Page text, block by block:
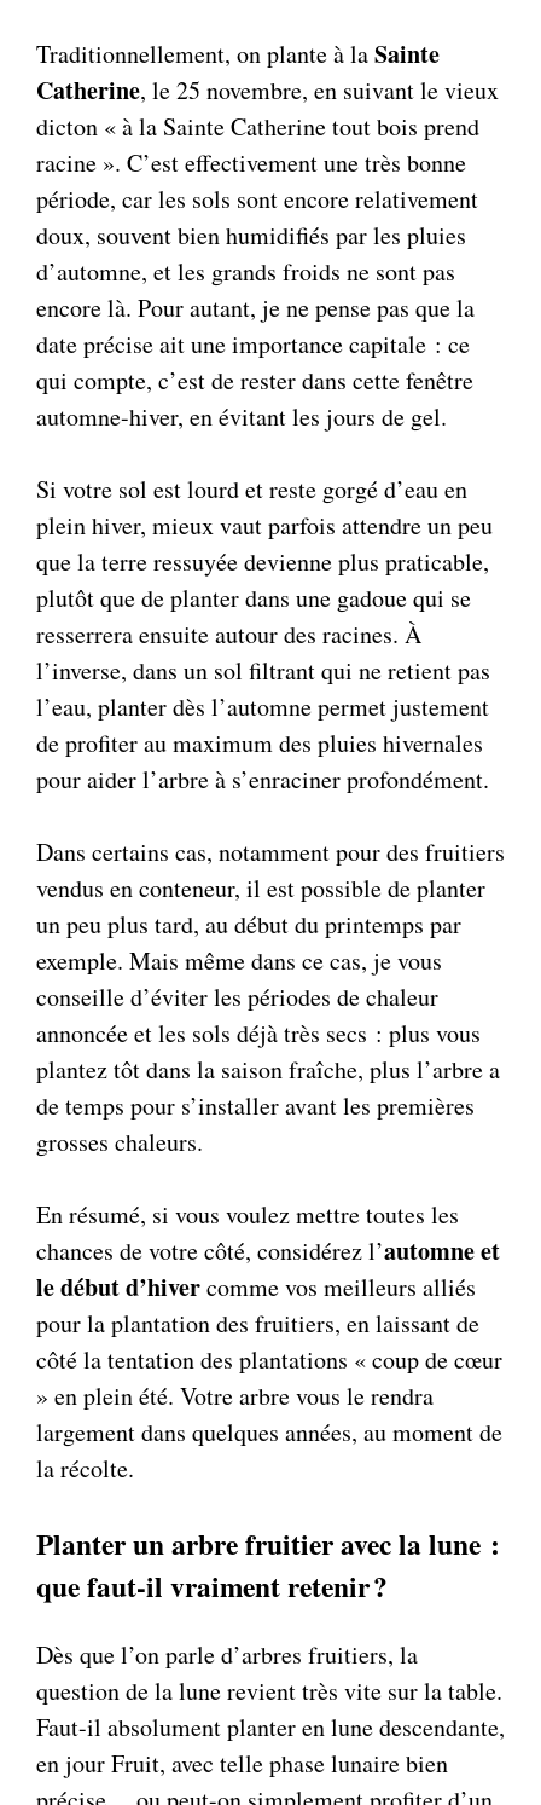
Traditionnellement, on plante à laSainte
Catherine, le 25 novembre, en suivant le vieux
dicton « à la Sainte Catherine tout bois prend
racine ». C’est effectivement une très bonne
période, car les sols sont encore relativement
doux, souvent bien humidifiés par les pluies
d’automne, et les grands froids ne sont pas
encore là. Pour autant, je ne pense pas que la
date précise ait une importance capitale : ce
qui compte, c’est de rester dans cette fenêtre
automne-hiver, en évitant les jours de gel.
Si votre sol est lourd et reste gorgé d’eau en
plein hiver, mieux vaut parfois attendre un peu
que la terre ressuyée devienne plus praticable,
plutôt que de planter dans une gadoue qui se
resserrera ensuite autour des racines. À
l’inverse, dans un sol filtrant qui ne retient pas
l’eau, planter dès l’automne permet justement
de profiter au maximum des pluies hivernales
pour aider l’arbre à s’enraciner profondément.
Dans certains cas, notamment pour des fruitiers
vendus en conteneur, il est possible de planter
un peu plus tard, au début du printemps par
exemple. Mais même dans ce cas, je vous
conseille d’éviter les périodes de chaleur
annoncée et les sols déjà très secs : plus vous
plantez tôt dans la saison fraîche, plus l’arbre a
de temps pour s’installer avant les premières
grosses chaleurs.
En résumé, si vous voulez mettre toutes les
chances de votre côté, considérez l’automne et
le début d’hivercomme vos meilleurs alliés
pour la plantation des fruitiers, en laissant de
côté la tentation des plantations « coup de cœur
» en plein été. Votre arbre vous le rendra
largement dans quelques années, au moment de
la récolte.
Planter un arbre fruitier avec la lune :
que faut-il vraiment retenir ?
Dès que l’on parle d’arbres fruitiers, la
question de la lune revient très vite sur la table.
Faut-il absolument planter en lune descendante,
en jour Fruit, avec telle phase lunaire bien